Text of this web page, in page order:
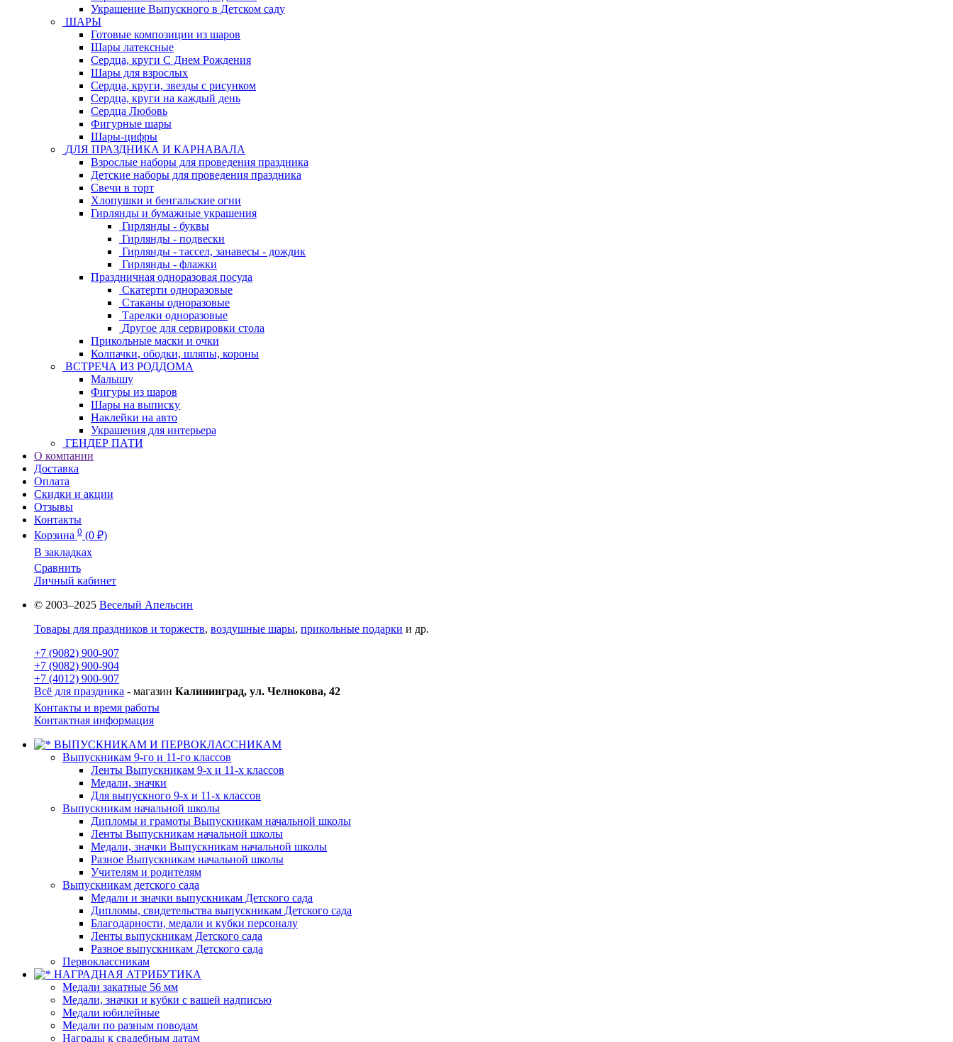
Украшение Выпускного в Детском саду
ШАРЫ
Готовые композиции из шаров
Шары латексные
Сердца, круги С Днем Рождения
Шары для взрослых
Сердца, круги, звезды с рисунком
Сердца, круги на каждый день
Сердца Любовь
Фигурные шары
Шары-цифры
ДЛЯ ПРАЗДНИКА И КАРНАВАЛА
Взрослые наборы для проведения праздника
Детские наборы для проведения праздника
Свечи в торт
Хлопушки и бенгальские огни
Гирлянды и бумажные украшения
Гирлянды - буквы
Гирлянды - подвески
Гирлянды - тассел, занавесы - дождик
Гирлянды - флажки
Праздничная одноразовая посуда
Скатерти одноразовые
Стаканы одноразовые
Тарелки одноразовые
Другое для сервировки стола
Прикольные маски и очки
Колпачки, ободки, шляпы, короны
ВСТРЕЧА ИЗ РОДДОМА
Малышу
Фигуры из шаров
Шары на выписку
Наклейки на авто
Украшения для интерьера
ГЕНДЕР ПАТИ
О компании
Доставка
Оплата
Скидки и акции
Отзывы
Контакты
Корзина 0 (0 ₽)
В закладках
Сравнить
Личный кабинет
© 2003–2025 Веселый Апельсин
Товары для праздников и торжеств, воздушные шары, прикольные подарки и др.
+7 (9082) 900-907
+7 (9082) 900-904
+7 (4012) 900-907
Всё для праздника - магазин Калининград, ул. Челнокова, 42
Контакты и время работы
Контактная информация
ВЫПУСКНИКАМ И ПЕРВОКЛАССНИКАМ
Выпускникам 9-го и 11-го классов
Ленты Выпускникам 9-х и 11-х классов
Медали, значки
Для выпускного 9-х и 11-х классов
Выпускникам начальной школы
Дипломы и грамоты Выпускникам начальной школы
Ленты Выпускникам начальной школы
Медали, значки Выпускникам начальной школы
Разное Выпускникам начальной школы
Учителям и родителям
Выпускникам детского сада
Медали и значки выпускникам Детского сада
Дипломы, свидетельства выпускникам Детского сада
Благодарности, медали и кубки персоналу
Ленты выпускникам Детского сада
Разное выпускникам Детского сада
Первоклассникам
НАГРАДНАЯ АТРИБУТИКА
Медали закатные 56 мм
Медали, значки и кубки с вашей надписью
Медали юбилейные
Медали по разным поводам
Награды к свадебным датам